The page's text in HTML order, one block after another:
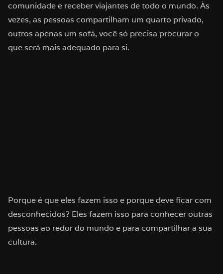
comunidade e receber viajantes de todo o mundo. Às
vezes, as pessoas compartilham um quarto privado,
outros apenas um sofá, você só precisa procurar o
que será mais adequado para si.
Porque é que eles fazem isso e porque deve ficar com
desconhecidos? Eles fazem isso para conhecer outras
pessoas ao redor do mundo e para compartilhar a sua
cultura.